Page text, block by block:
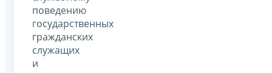
поведению
государственных
гражданских
служащих
и